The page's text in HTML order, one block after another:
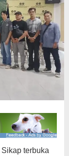
Sikap terbuka